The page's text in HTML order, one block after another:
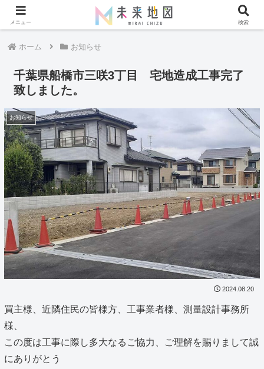
ホーム お知らせ
千葉県船橋市三咲3丁目 宅地造成工事完了
致しました。
お知らせ
2024.08.20
買主様、近隣住民の皆様方、工事業者様、測量設計事務所
様、
この度は工事に際し多大なるご協力、ご理解を賜りまして誠
にありがとう
メニュー 検索